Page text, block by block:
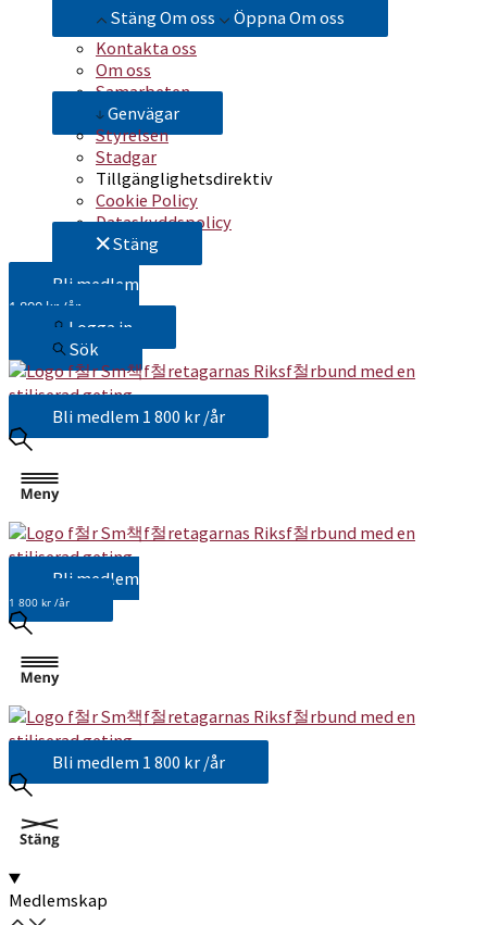
Stäng Om oss
Öppna Om oss
Kontakta oss
Om oss
Samarbeten
Genvägar
Styrelsen
Stadgar
Tillgänglighetsdirektiv
Cookie Policy
Dataskyddspolicy
Stäng
Bli medlem
1 800 kr /år
Logga in
Sök
Bli medlem 1 800 kr /år
Bli medlem
1 800 kr /år
Bli medlem 1 800 kr /år
Medlemskap